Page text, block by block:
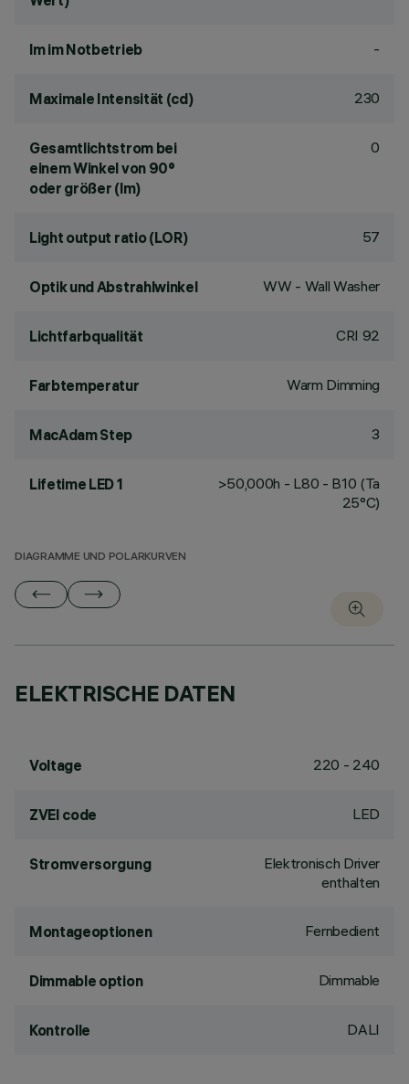
lm im Notbetrieb -
Maximale Intensität (cd) 230
Gesamtlichtstrom bei
einem Winkel von 90°
oder größer (lm)
0
Light output ratio (LOR) 57
Optik und Abstrahlwinkel WW - Wall Washer
Lichtfarbqualität CRI 92
Farbtemperatur Warm Dimming
MacAdam Step 3
Lifetime LED 1
>50,000h - L80 - B10 (Ta
25°C)
DIAGRAMME UND POLARKURVEN
ELEKTRISCHE DATEN
Voltage 220 - 240
ZVEI code LED
Stromversorgung
Elektronisch Driver
enthalten
Montageoptionen Fernbedient
Dimmable option Dimmable
Kontrolle DALI